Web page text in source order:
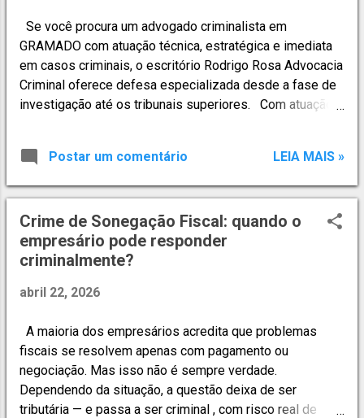
penal tributária; advogado crime tributário.
#advogadocriminalista #advocaciacriminal
#criminalista #defesaemprocesso #processopenal
#defesa #penal
Se você procura um advogado criminalista em
GRAMADO com atuação técnica, estratégica e imediata
em casos criminais, o escritório Rodrigo Rosa Advocacia
Criminal oferece defesa especializada desde a fase de
investigação até os tribunais superiores. Com atuação
todas as instâncias; ✔ Recursos aos Tribunais de
Justiça, Tribunais Regionais Federais e Tribunais
Superiores; ✔ Prisões em flagrante — plantão criminal 24
horas; A defesa penal começa no primeiro momento.
Cada decisão tomada nas fases iniciais pode definir o
rumo do processo. Escritório de Advocacia Criminal em
Rodrigo Rosa Advocacia Criminal atua de forma
incluindo: ⚖ Atuação Criminal Especializada • Defesa
em inquéritos policiais; • Processos cri...
Postar um comentário LEIA MAIS »
Crime de Sonegação Fiscal: quando o
empresário pode responder
criminalmente?
abril 22, 2026
A maioria dos empresários acredita que problemas
fiscais se resolvem apenas com pagamento ou
negociação. Mas isso não é sempre verdade.
Dependendo da situação, a questão deixa de ser
tributária — e passa a ser criminal , com risco real de